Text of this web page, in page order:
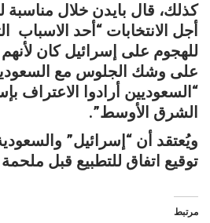
كذلك، قال بايدن خلال مناسبة
أجل الانتخابات “أحد الاسباب
للهجوم على إسرائيل كان
على وشك الجلوس مع
“السعوديين أرادوا الاعتراف
الشرق الأوسط”.
ويُعتقد أن “إسرائيل”
توقيع اتفاق للتطبيع قبل
مرتبط